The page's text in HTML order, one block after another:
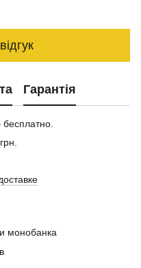
Гарантія
монобанка